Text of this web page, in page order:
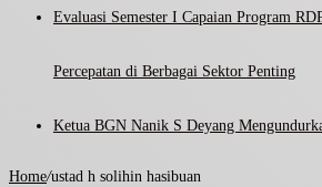
Evaluasi Semester I Capaian Program
Percepatan di Berbagai Sektor Penting
Ketua BGN Nanik S Deyang
Home/ustad h solihin hasibuan